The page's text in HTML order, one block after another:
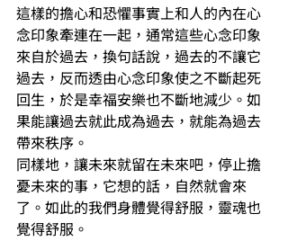
這樣的擔心和恐懼事實上和人的內在心
念印象牽連在一起，通常這些心念印象
來自於過去，換句話說，過去的不讓它
過去，反而透由心念印象使之不斷起死
回生，於是幸福安樂也不斷地減少。如
果能讓過去就此成為過去，就能為過去
帶來秩序。
同樣地，讓未來就留在未來吧，停止擔
憂未來的事，它想的話，自然就會來
了。如此的我們身體覺得舒服，靈魂也
覺得舒服。